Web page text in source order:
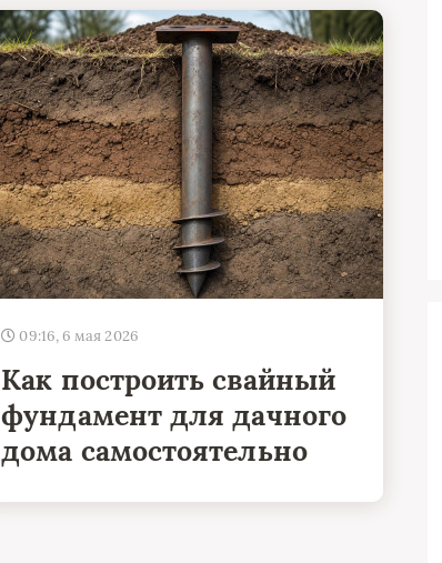
09:16, 6 мая 2026
Как построить свайный
фундамент для дачного
дома самостоятельно